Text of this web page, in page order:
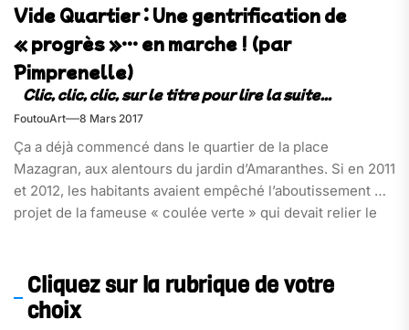
Vide Quartier : Une gentrification de
« progrès »… en marche ! (par
Pimprenelle)
FoutouArt 8 Mars 2017
Ça a déjà commencé dans le quartier de la place
Mazagran, aux alentours du jardin d’Amaranthes. Si en 2011
et 2012, les habitants avaient empêché l’aboutissement du
projet de la fameuse « coulée verte » qui devait relier le
de beaux magasins de[…]
Cliquez sur la rubrique de votre
choix